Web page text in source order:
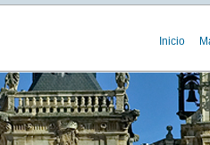
Inicio